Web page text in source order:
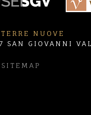
NUOVE
SAN GIOVANNI
SITEMAP